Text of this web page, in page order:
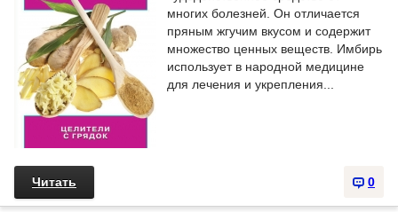
многих болезней. Он отличается
пряным жгучим вкусом и содержит
множество ценных веществ. Имбирь
использует в народной медицине
для лечения и укрепления...
0
Читать